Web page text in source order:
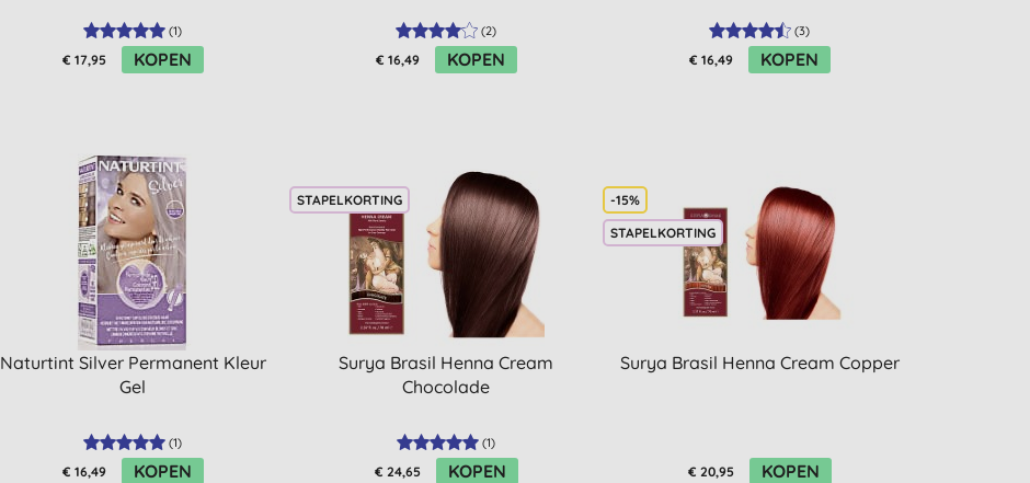
(1)
€ 17,95 KOPEN
(2)
€ 16,49 KOPEN
(3)
€ 16,49 KOPEN
Naturtint Silver Permanent Kleur
Gel
(1)
€ 16,49 KOPEN
STAPELKORTING
Surya Brasil Henna Cream
Chocolade
(1)
€ 24,65 KOPEN
-15%
STAPELKORTING
Surya Brasil Henna Cream Copper
€ 20,95 KOPEN